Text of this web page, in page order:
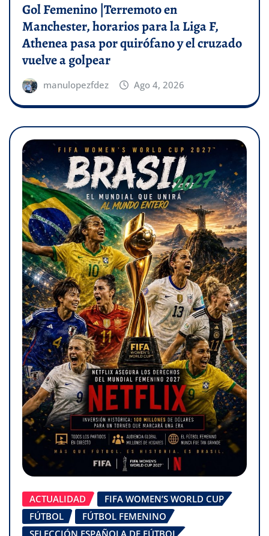
Gol Femenino |Terremoto en
Manchester, horarios para la Liga F,
Athenea pasa por quirófano y el cruzado
vuelve a golpear
manulopezfdez Ago 4, 2026
ACTUALIDAD
FIFA WOMEN’S WORLD CUP
FÚTBOL
FÚTBOL FEMENINO